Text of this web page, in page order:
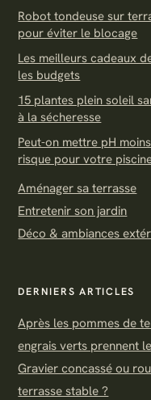
Robot tondeuse sur
pour éviter le blocage
Les meilleurs cadeaux
les budgets
15 plantes plein soleil
à la sécheresse
Peut-on mettre pH
risque pour votre
Aménager sa terrasse
Entretenir son jardin
Déco & ambiances
DERNIERS ARTICLES
Après les pommes de
engrais verts prennent
Gravier concassé ou
terrasse stable ?